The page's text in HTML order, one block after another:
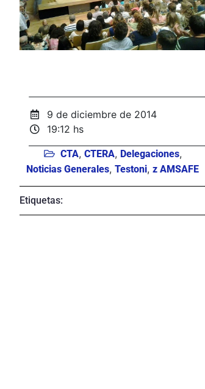
9 de diciembre de 2014
19:12 hs
CTA, CTERA, Delegaciones,
Noticias Generales, Testoni, z AMSAFE
Etiquetas: